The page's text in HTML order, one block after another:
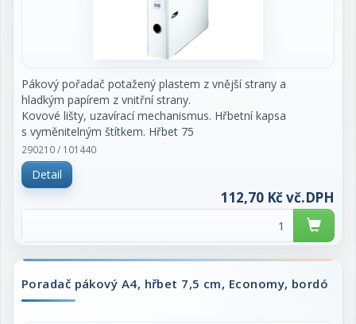
Pákový pořadač potažený plastem z vnější strany a
hladkým papírem z vnitřní strany.
Kovové lišty, uzavírací mechanismus. Hřbetní kapsa
s vyměnitelným štítkem. Hřbet 75
mm. Cena za kus.
290210 / 101440
Detail
112,70 Kč vč.DPH
Poradač pákový A4, hřbet 7,5 cm, Economy, bordó